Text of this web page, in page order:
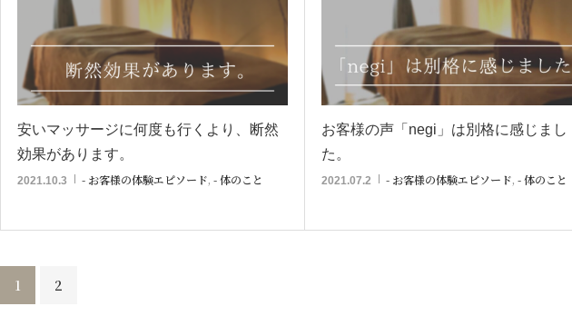
安いマッサージに何度も行くより、断然
効果があります。
2021.10.3 - お客様の体験エピソード, - 体のこと
お客様の声「negi」は別格に感じまし
た。
2021.07.2 - お客様の体験エピソード, - 体のこと
1 2